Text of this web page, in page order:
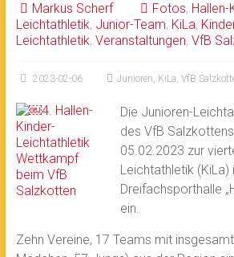
Markus Scherf Fotos, Hallen-
Leichtathletik, Junior-Team, KiLa,
Leichtathletik, Veranstaltungen, VfB
2023-02-06 Junioren, KiLa, VfB
Die Junioren-
des VfB
05.02.2023 zur
Leichtathletik (KiLa)
Dreifachsporthalle
ein.
Zehn Vereine, 17 Teams mit